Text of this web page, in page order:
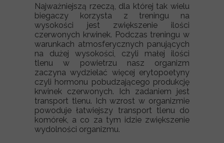
Najważniejszą rzeczą, dla której tak wielu
biegaczy korzysta z treningu na
wysokości jest zwiększenie ilości
czerwonych krwinek. Podczas treningu w
warunkach atmosferycznych panujących
na dużej wysokości, czyli małej ilości
tlenu w powietrzu nasz organizm
zaczyna wydzielać więcej erytopoetyny
czyli hormonu pobudzającego produkcję
krwinek czerwonych. Ich zadaniem jest
transport tlenu. Ich wzrost w organizmie
powoduje łatwiejszy transport tlenu do
komórek, a co za tym idzie zwiększenie
wydolności organizmu.